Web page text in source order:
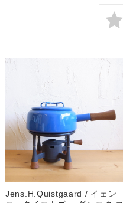
Jens.H.Quistgaard / イェン